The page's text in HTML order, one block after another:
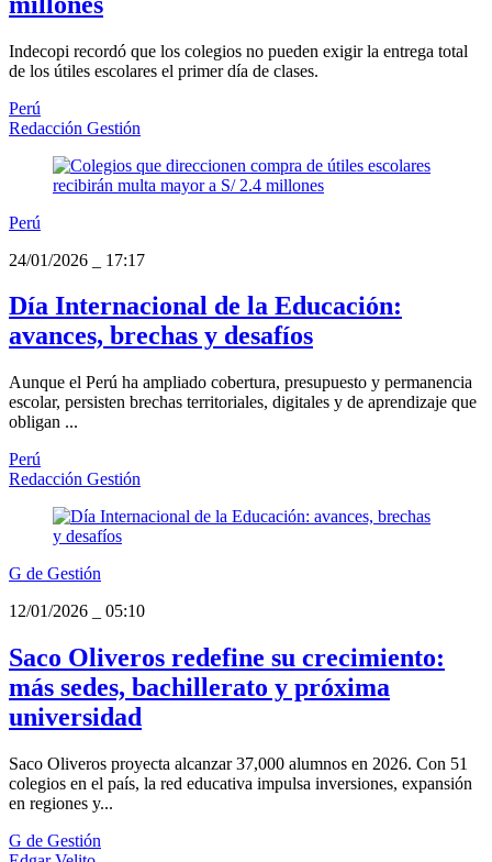
Indecopi recordó que los colegios no pueden exigir la entrega total
de los útiles escolares el primer día de clases.
Perú
Redacción Gestión
Perú
24/01/2026
17:17
Día Internacional de la Educación:
avances, brechas y desafíos
Aunque el Perú ha ampliado cobertura, presupuesto y permanencia
escolar, persisten brechas territoriales, digitales y de aprendizaje que
obligan ...
Perú
Redacción Gestión
G de Gestión
12/01/2026
05:10
Saco Oliveros redefine su crecimiento:
más sedes, bachillerato y próxima
universidad
Saco Oliveros proyecta alcanzar 37,000 alumnos en 2026. Con 51
colegios en el país, la red educativa impulsa inversiones, expansión
en regiones y...
G de Gestión